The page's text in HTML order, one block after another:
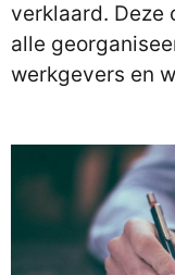
verklaard. Deze
alle
werkgevers en